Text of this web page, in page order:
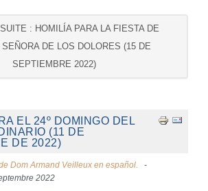
: HOMILÍA PARA LA FIESTA DE
SEÑORA DE LOS DOLORES (15 DE
SEPTIEMBRE 2022)
EL 24º DOMINGO DEL
(11 DE
DE 2022)
Dom Armand Veilleux en español.
2022